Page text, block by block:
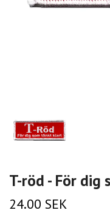
T-röd - För
24.00 SEK